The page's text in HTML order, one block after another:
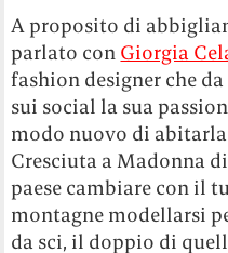
A proposito di
parlato con Giorgia
fashion designer che
sui social la sua
modo nuovo di abitarla
Cresciuta a Madonna
paese cambiare con il
montagne modellarsi
da sci, il doppio di